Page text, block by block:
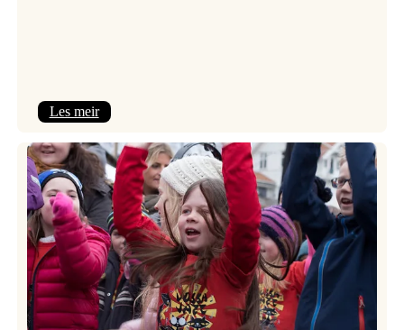
Les meir:
2026
–
Ingunn van Etten